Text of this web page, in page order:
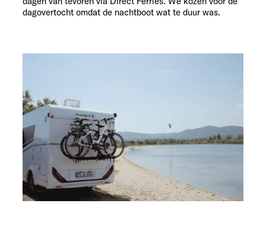
dagovertocht omdat de nachtboot wat te duur was.